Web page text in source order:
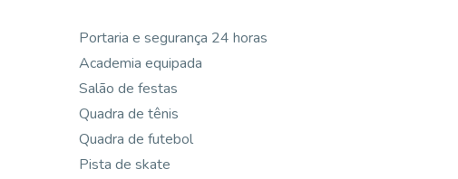
Portaria e segurança 24 horas
Academia equipada
Salão de festas
Quadra de tênis
Quadra de futebol
Pista de skate